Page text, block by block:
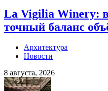
La Vigilia Winery:
точный баланс
Архитектура
Новости
8 августа, 2026